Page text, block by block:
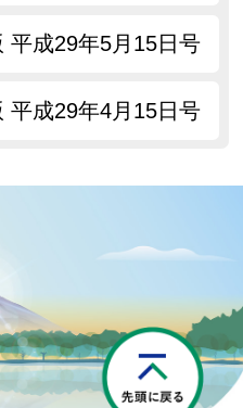
平成29年5月15日号
平成29年4月15日号